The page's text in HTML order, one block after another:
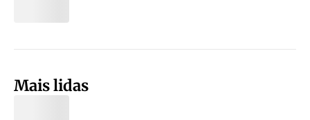
Mais lidas